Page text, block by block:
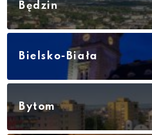
Będzin
Bielsko-Biała
Bytom